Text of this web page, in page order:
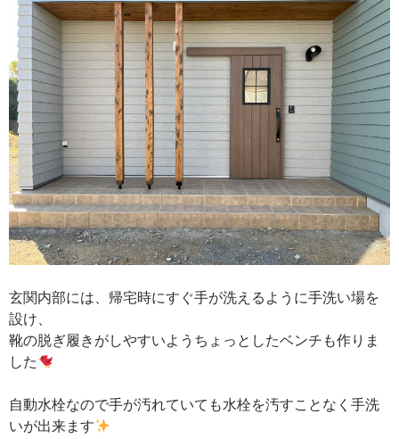
玄関内部には、帰宅時にすぐ手が洗えるように手洗い場を
設け、
靴の脱ぎ履きがしやすいようちょっとしたベンチも作りま
した
自動水栓なので手が汚れていても水栓を汚すことなく手洗
いが出来ます